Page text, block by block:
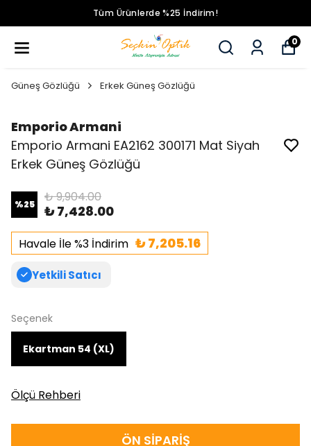
Tüm Ürünlerde %25 İndirim!
0
Güneş Gözlüğü Erkek Güneş Gözlüğü
Emporio Armani
Emporio Armani EA2162 300171 Mat Siyah
Erkek Güneş Gözlüğü
%25 ₺ 9,904.00
₺ 7,428.00
Havale İle %3 İndirim ₺ 7,205.16
Yetkili Satıcı
Seçenek
Ekartman 54 (XL)
Ölçü Rehberi